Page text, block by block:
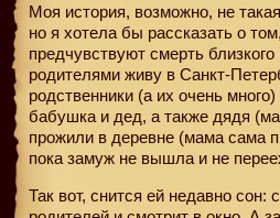
Моя история, возможно, не
но я хотела бы рассказать о
предчувствуют смерть
родителями живу в Санкт-
родственники (а их очень
бабушка и дед, а также дядя
прожили в деревне (мама сама
пока замуж не вышла и не
Так вот, снится ей недавно сон: